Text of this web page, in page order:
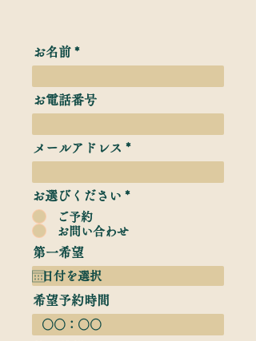
お名前
お電話番号
メールアドレス
お選びください *
ご予約
お問い合わせ
第一希望
希望予約時間